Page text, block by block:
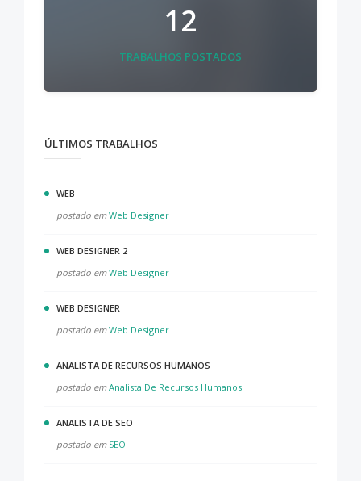
12
TRABALHOS POSTADOS
ÚLTIMOS TRABALHOS
WEB
postado emWeb Designer
WEB DESIGNER 2
postado emWeb Designer
WEB DESIGNER
postado emWeb Designer
ANALISTA DE RECURSOS HUMANOS
postado emAnalista De Recursos Humanos
ANALISTA DE SEO
postado em SEO